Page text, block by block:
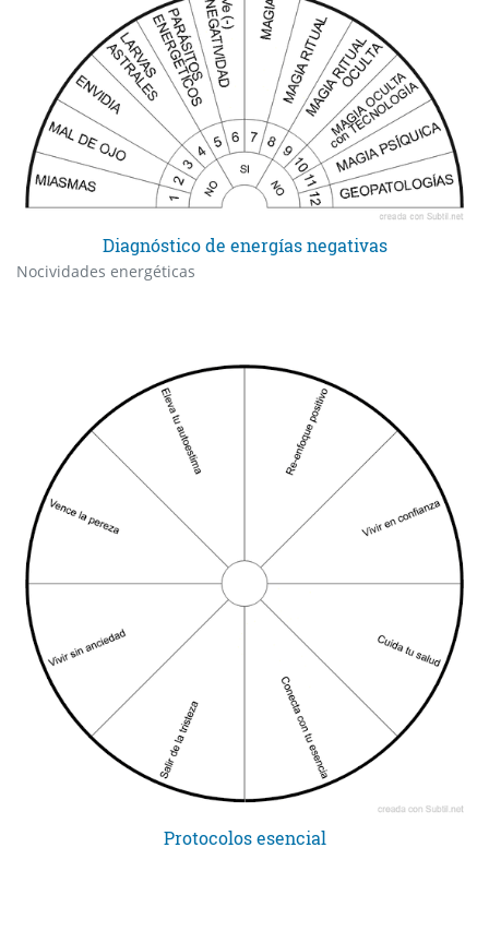
Diagnóstico de energías negativas
Nocividades energéticas
Protocolos esencial